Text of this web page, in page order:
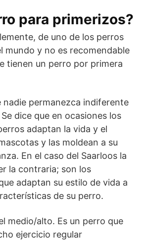
para primerizos?
de uno de los perros
mundo y no es recomendable
tienen un perro por primera
nadie permanezca indiferente
dice que en ocasiones los
adaptan la vida y el
y las moldean a su
En el caso del Saarloos la
la contraria; son los
adaptan su estilo de vida a
de su perro.
medio/alto. Es un perro que
ejercicio regular